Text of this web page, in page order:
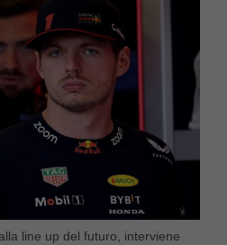
line up del futuro, interviene